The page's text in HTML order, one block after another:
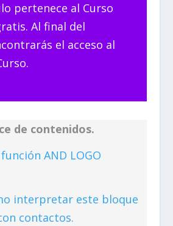
pertenece al Curso
Al final del
el acceso al
de contenidos.
AND LOGO
interpretar este bloque
contactos.